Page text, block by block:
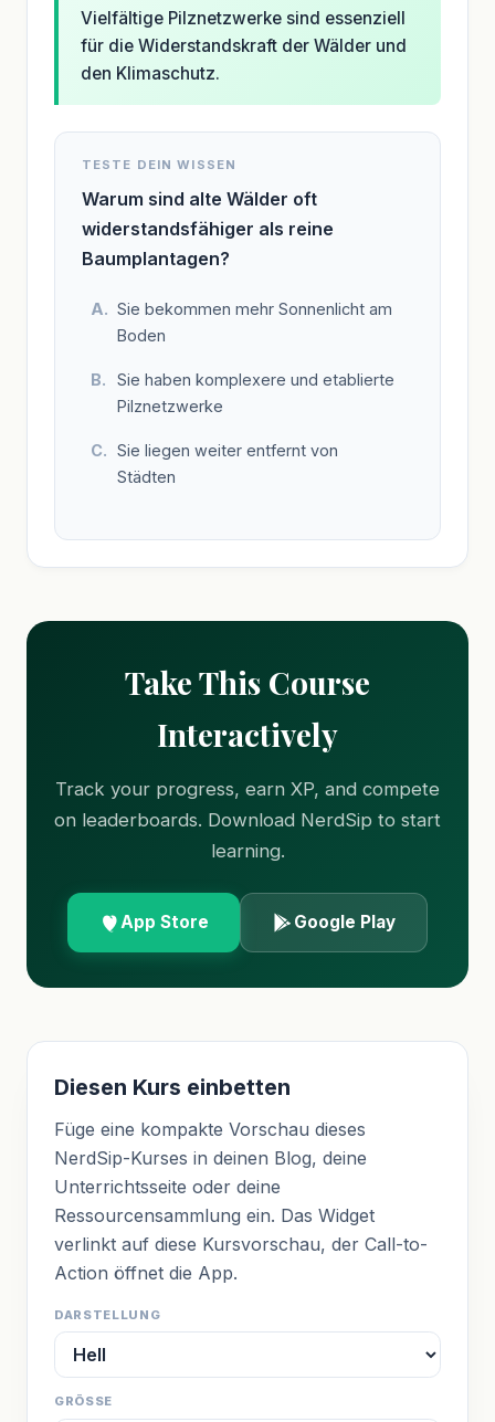
Vielfältige Pilznetzwerke sind essenziell
für die Widerstandskraft der Wälder und
den Klimaschutz.
TESTE DEIN WISSEN
Warum sind alte Wälder oft
widerstandsfähiger als reine
Baumplantagen?
Sie bekommen mehr Sonnenlicht am
Boden
Sie haben komplexere und etablierte
Pilznetzwerke
Sie liegen weiter entfernt von
Städten
Take This Course
Interactively
Track your progress, earn XP, and compete
on leaderboards. Download NerdSip to start
learning.
App Store Google Play
Diesen Kurs einbetten
Füge eine kompakte Vorschau dieses
NerdSip-Kurses in deinen Blog, deine
Unterrichtsseite oder deine
Ressourcensammlung ein. Das Widget
verlinkt auf diese Kursvorschau, der Call-to-
Action öffnet die App.
DARSTELLUNG
GRÖSSE